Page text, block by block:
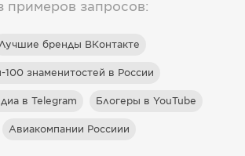
примеров запросов:
Лучшие бренды ВКонтакте
100 знаменитостей в России
в Telegram Блогеры в YouTube
Авиакомпании Россиии